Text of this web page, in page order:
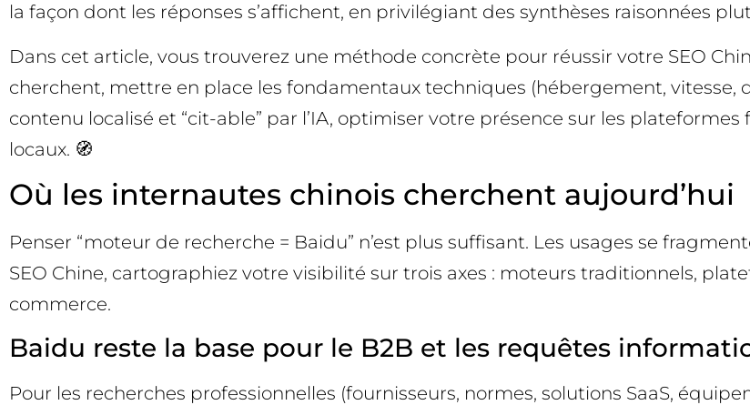
la façon dont les réponses s’affichent, en privilégiant des synthèses raisonnées
Dans cet article, vous trouverez une méthode concrète pour réussir votre SEO
cherchent, mettre en place les fondamentaux techniques (hébergement, vitesse,
contenu localisé et “cit-able” par l’IA, optimiser votre présence sur les
locaux. 🧭
Où les internautes chinois cherchent aujourd’hui
Penser “moteur de recherche = Baidu” n’est plus suffisant. Les usages se
SEO Chine, cartographiez votre visibilité sur trois axes : moteurs traditionnels,
commerce.
Baidu reste la base pour le B2B et les requêtes
Pour les recherches professionnelles (fournisseurs, normes, solutions SaaS,